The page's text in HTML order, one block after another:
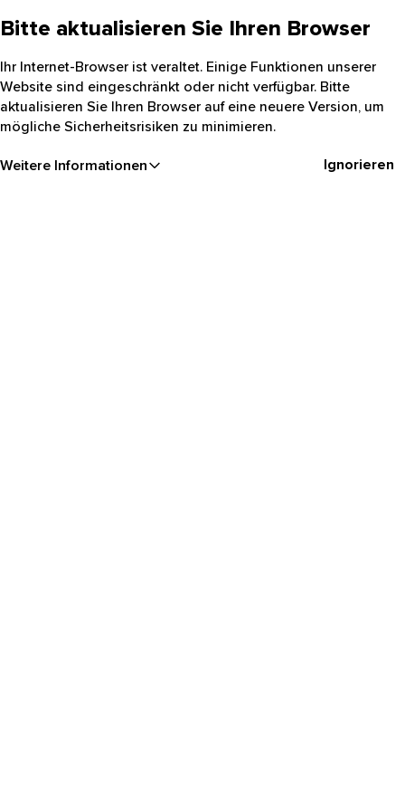
Bitte aktualisieren Sie Ihren Browser
Ihr Internet-Browser ist veraltet. Einige Funktionen unserer
Website sind eingeschränkt oder nicht verfügbar. Bitte
aktualisieren Sie Ihren Browser auf eine neuere Version, um
mögliche Sicherheitsrisiken zu minimieren.
Weitere Informationen Ignorieren